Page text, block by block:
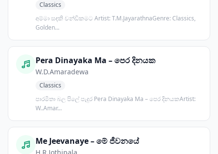
Classics
අම්මා සඳකි චන්ඩිකමට Artist: T.M.JayarathnaGenre: Classics,
Golden...
Pera Dinayaka Ma – පෙර දිනයක
W.D.Amaradewa
Classics
පාරමිතා බල පිලේ පැදුර Pera Dinayaka Ma – පෙර දිනයකArtist:
W..Amar...
Me Jeevanaye – මේ ජීවනයේ